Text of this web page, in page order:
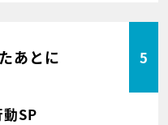
あとに 5
SP